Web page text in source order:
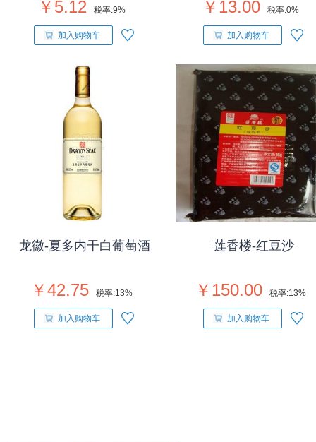
￥5.12 税率:9%
加入购物车
￥13.00 税率:0%
加入购物车
龙徽-夏多内干白葡萄酒
￥42.75 税率:13%
加入购物车
莲香楼-红豆沙
￥150.00 税率:13%
加入购物车